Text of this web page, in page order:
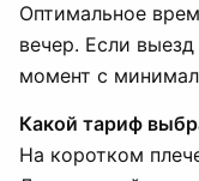
Оптимальное
вечер. Если
момент с
Какой тариф
На коротком